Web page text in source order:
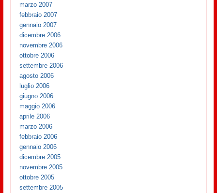
marzo 2007
febbraio 2007
gennaio 2007
dicembre 2006
novembre 2006
ottobre 2006
settembre 2006
agosto 2006
luglio 2006
giugno 2006
maggio 2006
aprile 2006
marzo 2006
febbraio 2006
gennaio 2006
dicembre 2005
novembre 2005
ottobre 2005
settembre 2005